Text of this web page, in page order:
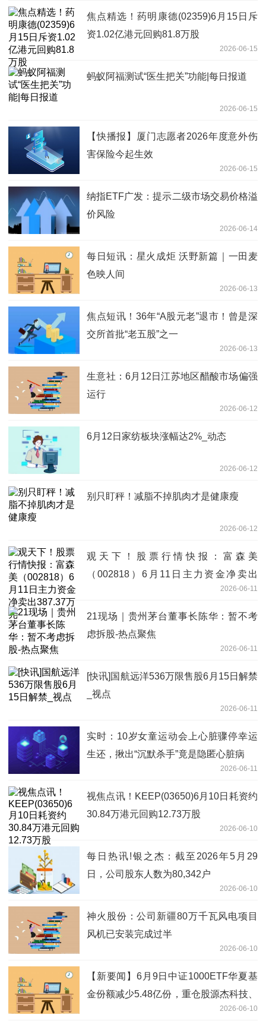
焦点精选！药明康德(02359)6月15日斥
资1.02亿港元回购81.8万股
2026-06-15
蚂蚁阿福测试“医生把关”功能|每日报道
2026-06-15
【快播报】厦门志愿者2026年度意外伤
害保险今起生效
2026-06-15
纳指ETF广发：提示二级市场交易价格溢
价风险
2026-06-14
每日短讯：星火成炬 沃野新篇｜一田麦
色映人间
2026-06-13
焦点短讯！36年“A股元老”退市！曾是深
交所首批“老五股”之一
2026-06-13
生意社：6月12日江苏地区醋酸市场偏强
运行
2026-06-12
6月12日家纺板块涨幅达2%_动态
2026-06-12
别只盯秤！减脂不掉肌肉才是健康瘦
2026-06-12
观天下！股票行情快报：富森美
（002818）6月11日主力资金净卖出
2026-06-11
21现场｜贵州茅台董事长陈华：暂不考
虑拆股-热点聚焦
2026-06-11
[快讯]国航远洋536万限售股6月15日解禁
_视点
2026-06-11
实时：10岁女童运动会上心脏骤停幸运
生还，揪出“沉默杀手”竟是隐匿心脏病
2026-06-11
视焦点讯！KEEP(03650)6月10日耗资约
30.84万港元回购12.73万股
2026-06-10
每日热讯!银之杰：截至2026年5月29
日，公司股东人数为80,342户
2026-06-10
神火股份：公司新疆80万千瓦风电项目
风机已安装完成过半
2026-06-10
【新要闻】6月9日中证1000ETF华夏基
金份额减少5.48亿份，重仓股源杰科技、
2026-06-10